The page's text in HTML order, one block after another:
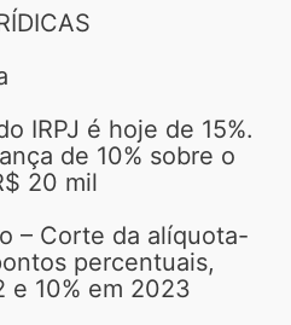
IRPJ é hoje de 15%.
de 10% sobre o
20 mil
– Corte da alíquota-
percentuais,
e 10% em 2023